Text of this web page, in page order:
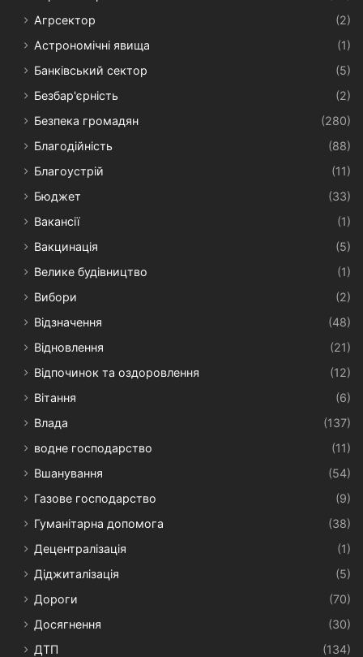
Агрсектор
(2)
Астрономічні явища
(1)
Банківський сектор
(5)
Безбар'єрність
(2)
Безпека громадян
(280)
Благодійність
(88)
Благоустрій
(11)
Бюджет
(33)
Вакансії
(1)
Вакцинація
(5)
Велике будівництво
(1)
Вибори
(2)
Відзначення
(48)
Відновлення
(21)
Відпочинок та оздоровлення
(12)
Вітання
(6)
Влада
(137)
водне господарство
(11)
Вшанування
(54)
Газове господарство
(9)
Гуманітарна допомога
(38)
Децентралізація
(1)
Діджиталізація
(5)
Дороги
(70)
Досягнення
(30)
ДТП
(134)